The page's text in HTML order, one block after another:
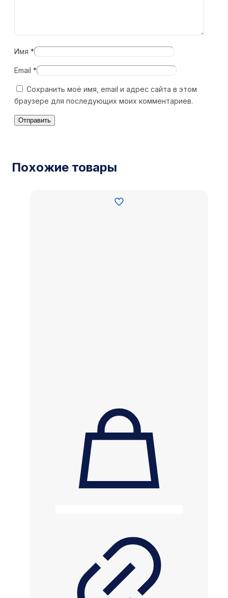
Имя *
Email *
Сохранить моё имя, email и адрес сайта в этом
браузере для последующих моих комментариев.
Похожие товары